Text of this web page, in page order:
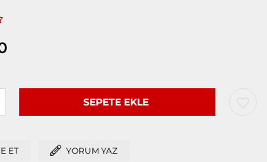
ET YORUM YAZ